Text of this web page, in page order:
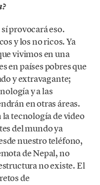
provocará eso.
y los no ricos. Ya
vivimos en una
en países pobres que
y extravagante;
y a las
en otras áreas.
la tecnología de video
del mundo ya
nuestro teléfono,
de Nepal, no
no existe. El
de